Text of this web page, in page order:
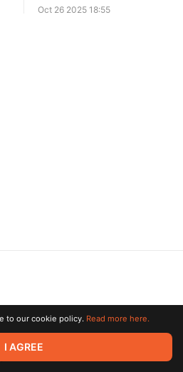
Oct 26 2025 18:55
All rights reserved. All trademarks
owners.
to our cookie policy. Read more here.
I AGREE